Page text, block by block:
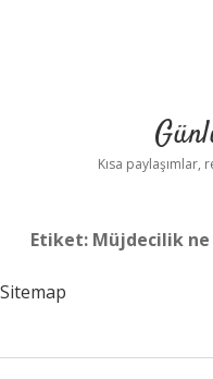
Kısa
Etiket: Müjdecilik
Sitemap